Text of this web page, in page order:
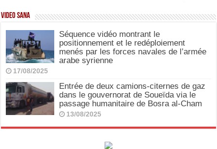
Video SANA
Séquence vidéo montrant le
positionnement et le redéploiement
menés par les forces navales de l’armée
arabe syrienne
17/08/2025
Entrée de deux camions-citernes de gaz
dans le gouvernorat de Soueïda via le
passage humanitaire de Bosra al-Cham
13/08/2025